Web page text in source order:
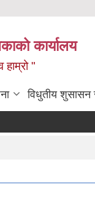
कार्यालय
"
विधुतीय शुसासन